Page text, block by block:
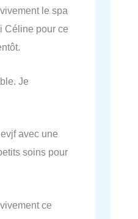
le spa
Céline pour ce
Je
avec une
soins pour
ce